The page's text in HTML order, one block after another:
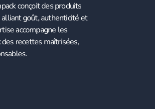
conçoit des produits
goût, authenticité et
accompagne les
recettes maîtrisées,